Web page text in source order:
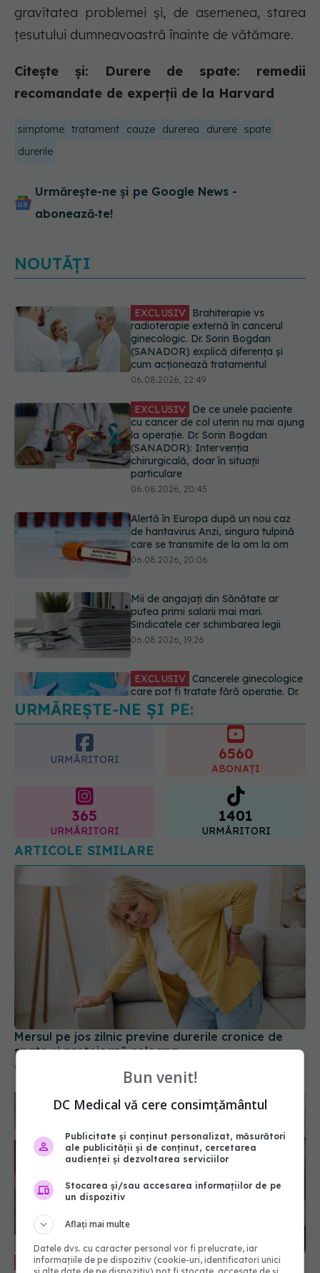
gravitatea problemei și, de asemenea, starea
țesutului dumneavoastră înainte de vătămare.
Citește și: Durere de spate: remedii
recomandate de experții de la Harvard
simptome tratament cauze durerea durere spate
durerile
Urmărește-ne și pe Google News -
abonează‑te!
NOUTĂȚI
EXCLUSIV De ce unele paciente
cu cancer de col uterin nu mai ajung
la operație. Dr. Sorin Bogdan
(SANADOR): Intervenția
chirurgicală, doar în situații
particulare
Alertă în Europa după un nou caz
de hantavirus Anzi, singura tulpină
care se transmite de la om la om
06.08.2026, 20:06
putea primi salarii mai mari.
Sindicatele cer schimbarea legii
06.08.2026, 19:26
care pot fi tratate fără operație. Dr.
Sorin Bogdan (SANADOR): Chirurgia
este indicată doar punctual, pentru
anumite categorii de paciente
EXCLUSIV Brahiterapie vs
radioterapie externă în cancerul
ginecologic. Dr. Sorin Bogdan
(SANADOR) explică diferența și
cum acționează tratamentul
URMĂREȘTE-NE ȘI PE:
URMĂRITORI
ABONAȚI
URMĂRITORI
1401
URMĂRITORI
ARTICOLE SIMILARE
Mersul pe jos zilnic previne durerile cronice de
spate și protejează coloana
08 sep 2025, 20:05
EXCLUSIV Ruptura de menisc: când nu poate fi
vindecată. Semnul dat de sângerare. Dr.
Dragomir: Acolo sunt șanse de vindecare
16 mar 2024, 11:05
Bun venit!
DC Medical vă cere consimțământul
Publicitate și conținut personalizat, măsurători
ale publicității și de conținut, cercetarea
audienței și dezvoltarea serviciilor
Stocarea și/sau accesarea informațiilor de pe
un dispozitiv
Aflați mai multe
Datele dvs. cu caracter personal vor fi prelucrate, iar
informațiile de pe dispozitiv (cookie-uri, identificatori unici